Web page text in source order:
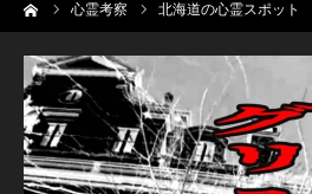
心霊考察 北海道の心霊スポット